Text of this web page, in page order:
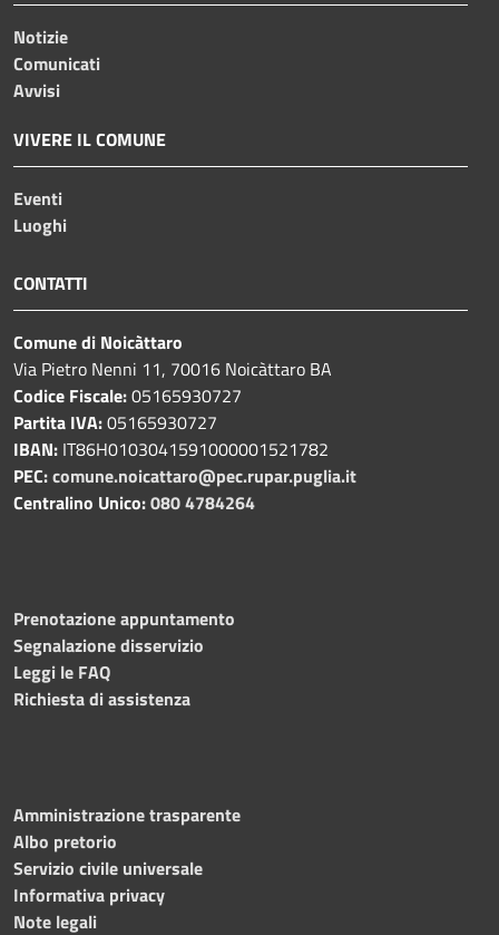
Notizie
Comunicati
Avvisi
VIVERE IL COMUNE
Eventi
Luoghi
CONTATTI
Comune di Noicàttaro
Via Pietro Nenni 11, 70016 Noicàttaro BA
Codice Fiscale:05165930727
Partita IVA:05165930727
IBAN: IT86H0103041591000001521782
PEC:comune.noicattaro@pec.rupar.puglia.it
Centralino Unico:080 4784264
Prenotazione appuntamento
Segnalazione disservizio
Leggi le FAQ
Richiesta di assistenza
Amministrazione trasparente
Albo pretorio
Servizio civile universale
Informativa privacy
Note legali